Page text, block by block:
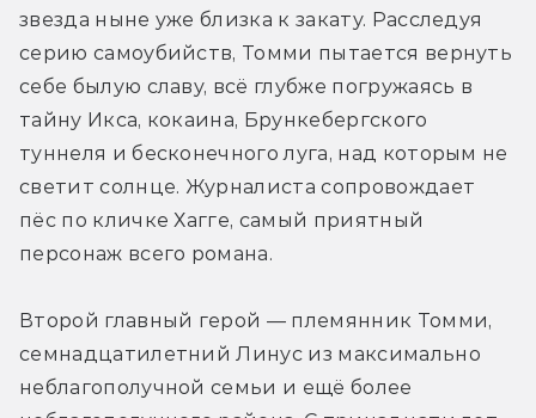
звезда ныне уже близка к закату. Расследуя
серию самоубийств, Томми пытается вернуть
себе былую славу, всё глубже погружаясь в
тайну Икса, кокаина, Брункебергского
туннеля и бесконечного луга, над которым не
светит солнце. Журналиста сопровождает
пёс по кличке Хагге, самый приятный
персонаж всего романа.
Второй главный герой — племянник Томми,
семнадцатилетний Линус из максимально
неблагополучной семьи и ещё более